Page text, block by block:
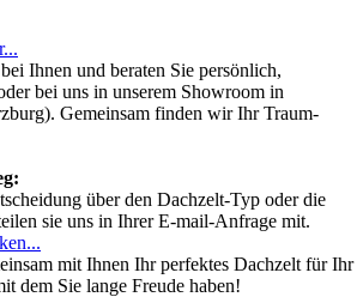
Ihnen und beraten Sie persönlich,
bei uns in unserem Showroom in
Gemeinsam finden wir Ihr Traum-
über den Dachzelt-Typ oder die
sie uns in Ihrer E-mail-Anfrage mit.
mit Ihnen Ihr perfektes Dachzelt für Ihr
dem Sie lange Freude haben!